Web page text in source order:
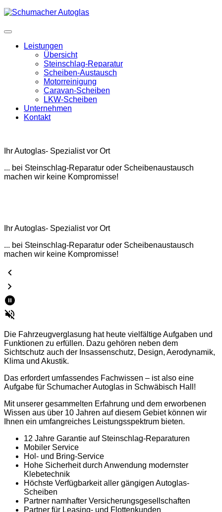
Leistungen
Übersicht
Steinschlag-Reparatur
Scheiben-Austausch
Motorreinigung
Caravan-Scheiben
LKW-Scheiben
Unternehmen
Kontakt
Ihr Autoglas- Spezialist vor Ort
... bei Steinschlag-Reparatur oder Scheibenaustausch
machen wir keine Kompromisse!
Ihr Autoglas- Spezialist vor Ort
... bei Steinschlag-Reparatur oder Scheibenaustausch
machen wir keine Kompromisse!
Die Fahrzeugverglasung hat heute vielfältige Aufgaben und
Funktionen zu erfüllen. Dazu gehören neben dem
Sichtschutz auch der Insassenschutz, Design, Aerodynamik,
Klima und Akustik.
Das erfordert umfassendes Fachwissen – ist also eine
Aufgabe für Schumacher Autoglas in Schwäbisch Hall!
Mit unserer gesammelten Erfahrung und dem erworbenen
Wissen aus über 10 Jahren auf diesem Gebiet können wir
Ihnen ein umfangreiches Leistungsspektrum bieten.
12 Jahre Garantie auf Steinschlag-Reparaturen
Mobiler Service
Hol- und Bring-Service
Hohe Sicherheit durch Anwendung modernster
Klebetechnik
Höchste Verfügbarkeit aller gängigen Autoglas-
Scheiben
Partner namhafter Versicherungsgesellschaften
Partner für Leasing- und Flottenkunden